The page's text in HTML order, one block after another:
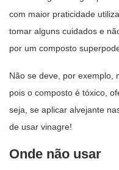
com maior praticidade
tomar alguns cuidados e
por um composto
Não se deve, por exemplo,
pois o composto é tóxico,
seja, se aplicar alvejante
de usar vinagre!
Onde não usar